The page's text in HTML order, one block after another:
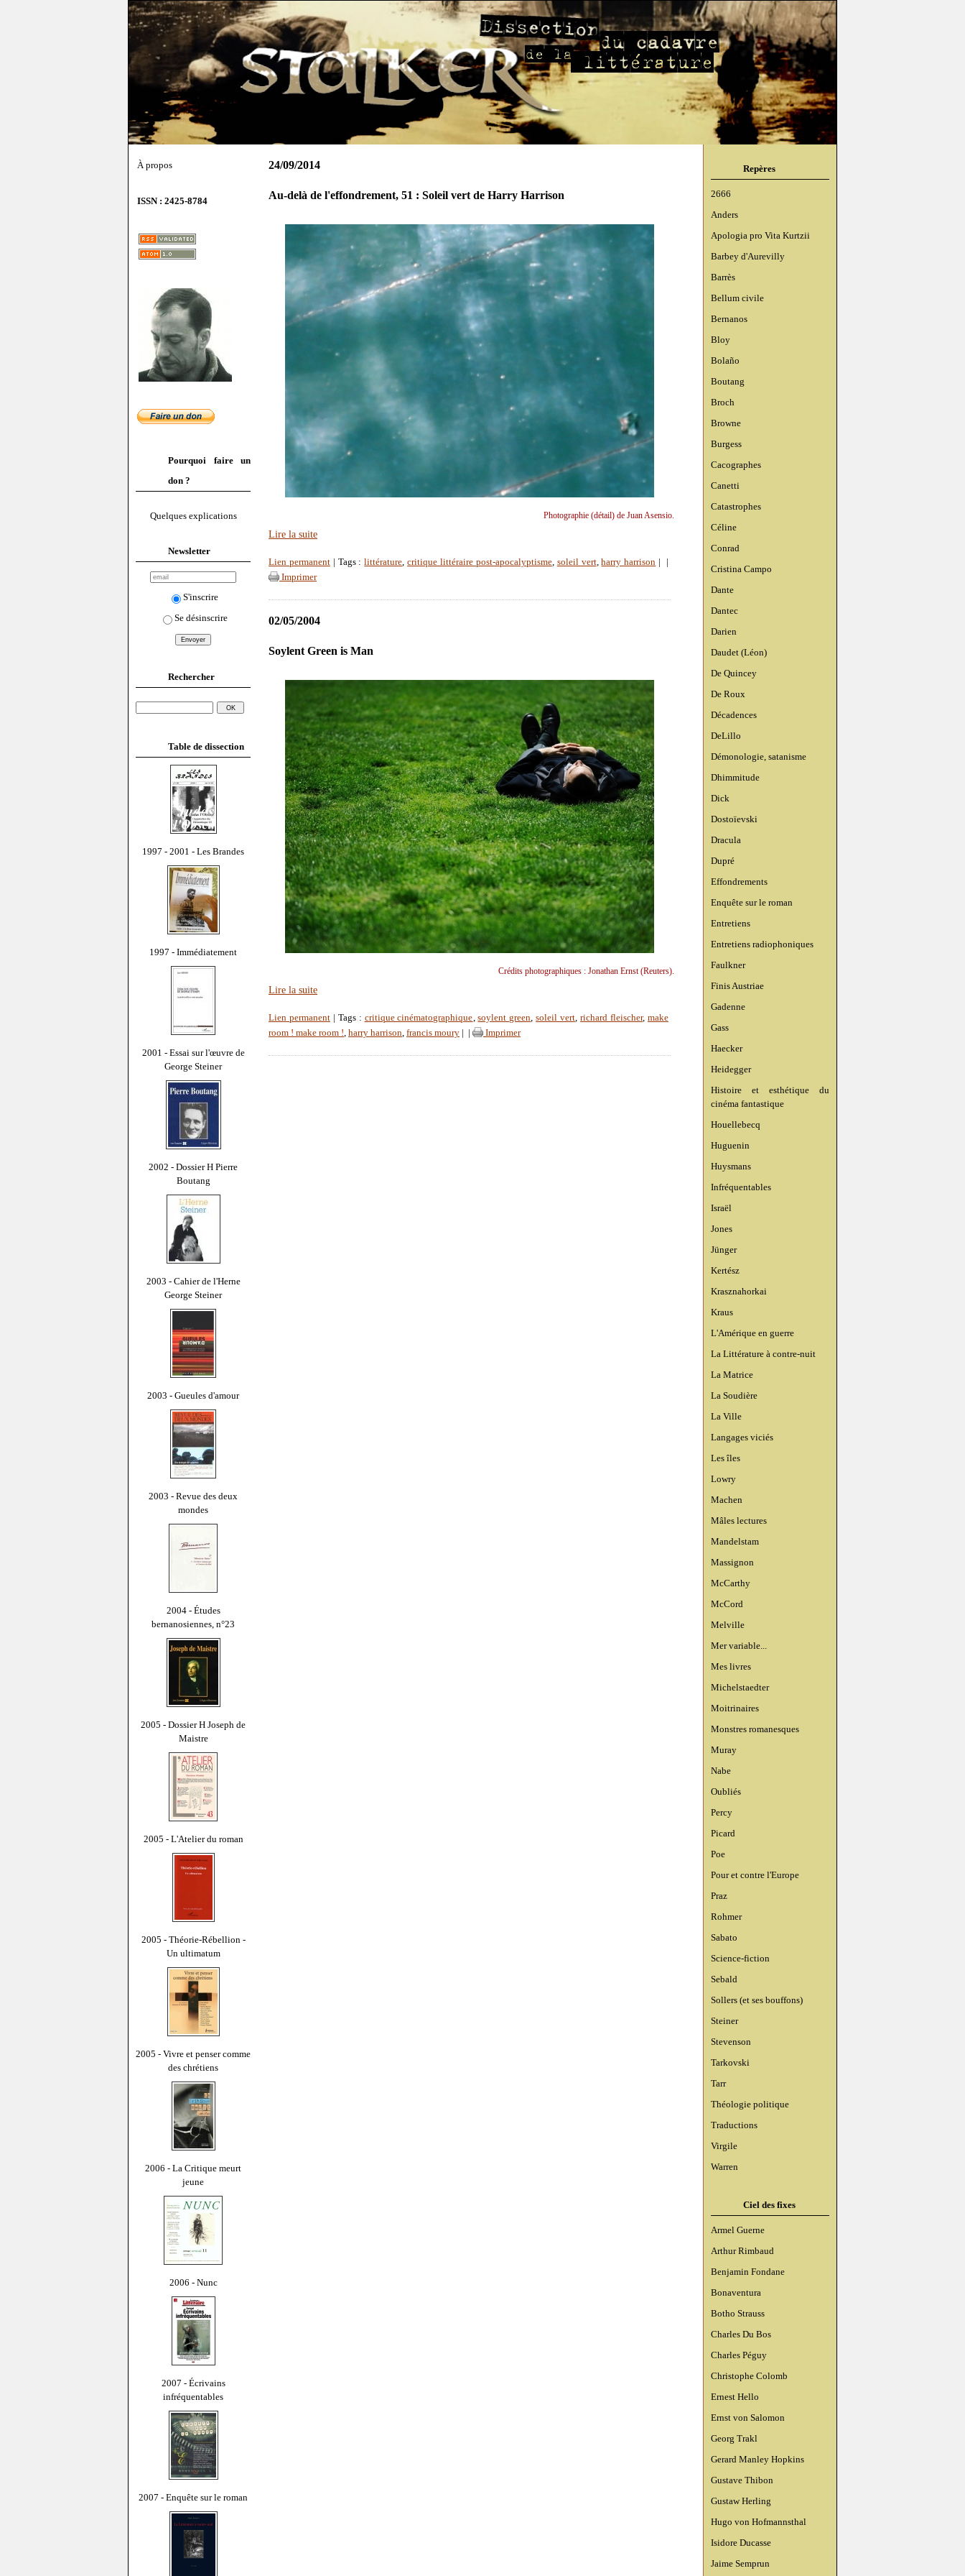
À propos
ISSN : 2425-8784
Pourquoi faire un
don ?
Quelques explications
Newsletter
S'inscrire
Se désinscrire
Rechercher
Table de dissection
1997 - 2001 - Les Brandes
1997 - Immédiatement
2001 - Essai sur l'œuvre de
George Steiner
2002 - Dossier H Pierre
Boutang
2003 - Cahier de l'Herne
George Steiner
2003 - Gueules d'amour
2003 - Revue des deux
mondes
2004 - Études
bernanosiennes, n°23
2005 - Dossier H Joseph de
Maistre
2005 - L'Atelier du roman
2005 - Théorie-Rébellion -
Un ultimatum
2005 - Vivre et penser comme
des chrétiens
2006 - La Critique meurt
jeune
2006 - Nunc
2007 - Écrivains
infréquentables
2007 - Enquête sur le roman
Repères
2666
Anders
Apologia pro Vita Kurtzii
Barbey d'Aurevilly
Barrès
Bellum civile
Bernanos
Bloy
Bolaño
Boutang
Broch
Browne
Burgess
Cacographes
Canetti
Catastrophes
Céline
Conrad
Cristina Campo
Dante
Dantec
Darien
Daudet (Léon)
De Quincey
De Roux
Décadences
DeLillo
Démonologie, satanisme
Dhimmitude
Dick
Dostoïevski
Dracula
Dupré
Effondrements
Enquête sur le roman
Entretiens
Entretiens radiophoniques
Faulkner
Finis Austriae
Gadenne
Gass
Haecker
Heidegger
Histoire et esthétique du
cinéma fantastique
Houellebecq
Huguenin
Huysmans
Infréquentables
Israël
Jones
Jünger
Kertész
Krasznahorkai
Kraus
L'Amérique en guerre
La Littérature à contre-nuit
La Matrice
La Soudière
La Ville
Langages viciés
Les îles
Lowry
Machen
Mâles lectures
Mandelstam
Massignon
McCarthy
McCord
Melville
Mer variable...
Mes livres
Michelstaedter
Moitrinaires
Monstres romanesques
Muray
Nabe
Oubliés
Percy
Picard
Poe
Pour et contre l'Europe
Praz
Rohmer
Sabato
Science-fiction
Sebald
Sollers (et ses bouffons)
Steiner
Stevenson
Tarkovski
Tarr
Théologie politique
Traductions
Virgile
Warren
Ciel des fixes
Armel Guerne
Arthur Rimbaud
Benjamin Fondane
Bonaventura
Botho Strauss
Charles Du Bos
Charles Péguy
Christophe Colomb
Ernest Hello
Ernst von Salomon
Georg Trakl
Gerard Manley Hopkins
Gustave Thibon
Gustaw Herling
Hugo von Hofmannsthal
Isidore Ducasse
Jaime Semprun
24/09/2014
Au-delà de l'effondrement, 51 : Soleil vert de Harry Harrison
Photographie (détail) de Juan Asensio.
Lire la suite
Lien permanent| Tags :littérature,critique littéraire post-apocalyptisme, soleil vert,harry harrison
Imprimer
02/05/2004
Soylent Green is Man
Crédits photographiques : Jonathan Ernst (Reuters).
Lire la suite
Lien permanent| Tags : critique cinématographique,soylent green,soleil vert,richard fleischer, make
room ! make room !, harry harrison, francis moury Imprimer